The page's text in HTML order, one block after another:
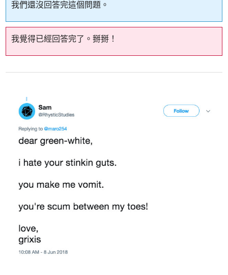
我們還沒回答完這個問題。
我覺得已經回答完了。掰掰！